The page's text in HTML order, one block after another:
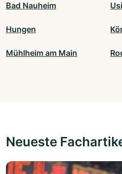
Bad Nauheim
Hungen
Mühlheim am Main
Neueste